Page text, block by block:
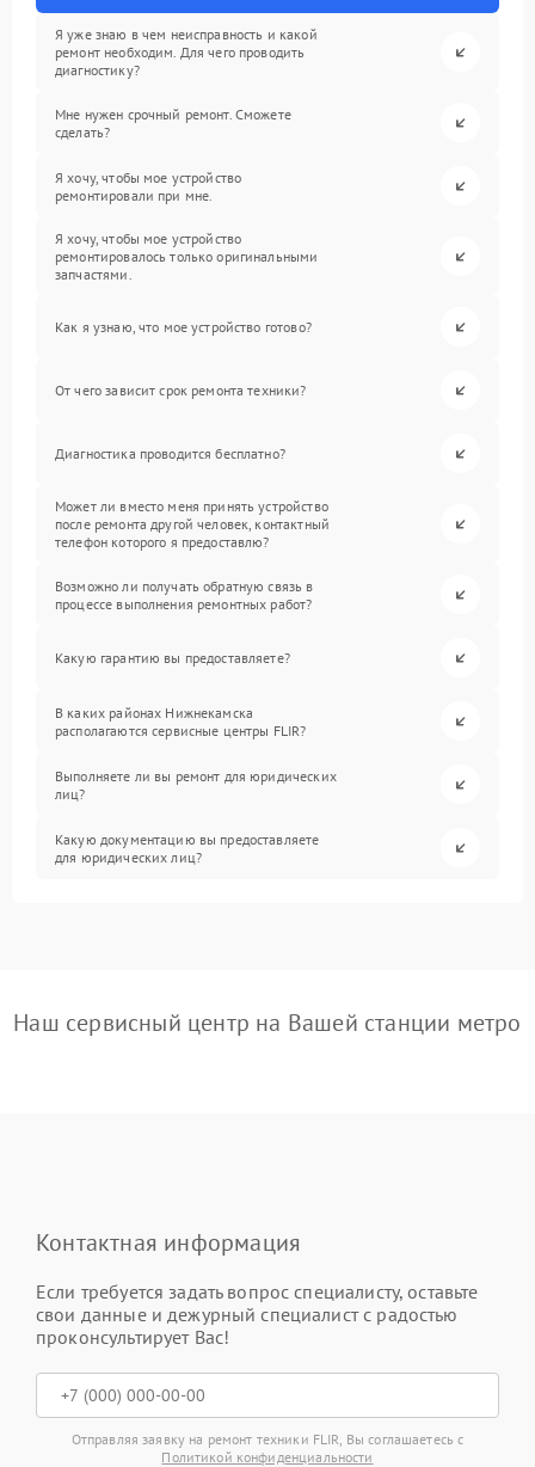
Я уже знаю в чем неисправность и какой
ремонт необходим. Для чего проводить
диагностику?
Мне нужен срочный ремонт. Сможете
сделать?
Я хочу, чтобы мое устройство
ремонтировали при мне.
Я хочу, чтобы мое устройство
ремонтировалось только оригинальными
запчастями.
Как я узнаю, что мое устройство готово?
От чего зависит срок ремонта техники?
Диагностика проводится бесплатно?
Может ли вместо меня принять устройство
после ремонта другой человек, контактный
телефон которого я предоставлю?
Возможно ли получать обратную связь в
процессе выполнения ремонтных работ?
Какую гарантию вы предоставляете?
В каких районах Нижнекамска
располагаются сервисные центры FLIR?
Выполняете ли вы ремонт для юридических
лиц?
Какую документацию вы предоставляете
для юридических лиц?
Наш сервисный центр на Вашей станции метро
Контактная информация
Если требуется задать вопрос специалисту, оставьте
свои данные и дежурный специалист с радостью
проконсультирует Вас!
Отправляя заявку на ремонт техники FLIR, Вы соглашаетесь с
Политикой конфиденциальности